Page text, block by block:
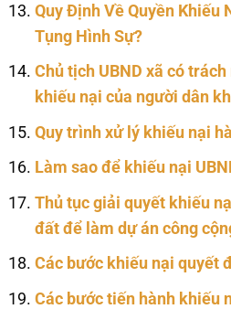
Quy Định Về Quyền Khiếu
Tụng Hình Sự?
Chủ tịch UBND xã có
khiếu nại của người dân
Quy trình xử lý khiếu nại
Làm sao để khiếu nại
Thủ tục giải quyết khiếu
đất để làm dự án công
Các bước khiếu nại quyết
Các bước tiến hành khiếu